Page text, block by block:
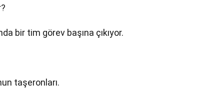
bir tim görev başına çıkıyor.
taşeronları.